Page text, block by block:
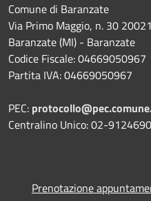
Comune di Baranzate
Via Primo Maggio, n. 30
Baranzate (MI) - Baranzate
Codice Fiscale: 04669050967
Partita IVA: 04669050967
PEC:
Centralino Unico: 02-
Prenotazione